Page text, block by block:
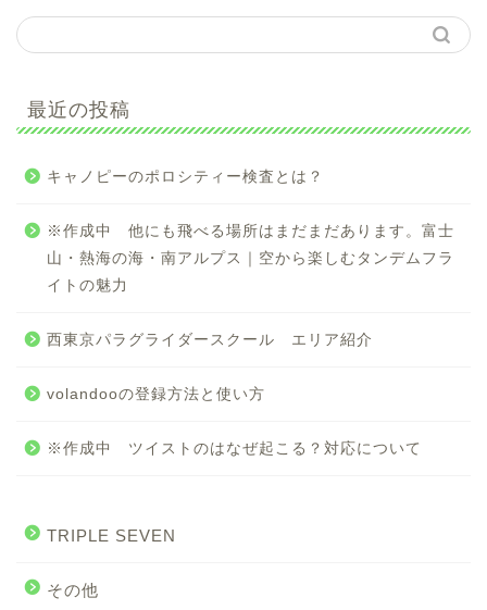
最近の投稿
キャノピーのポロシティー検査とは？
※作成中 他にも飛べる場所はまだまだあります。富士
山・熱海の海・南アルプス｜空から楽しむタンデムフラ
イトの魅力
西東京パラグライダースクール エリア紹介
volandooの登録方法と使い方
※作成中 ツイストのはなぜ起こる？対応について
TRIPLE SEVEN
その他